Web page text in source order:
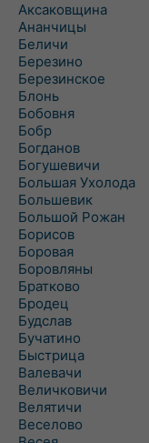
Аксаковщина
Ананчицы
Беличи
Березино
Березинское
Блонь
Бобовня
Бобр
Богданов
Богушевичи
Большая Ухолода
Большевик
Большой Рожан
Борисов
Боровая
Боровляны
Братково
Бродец
Будслав
Бучатино
Быстрица
Валевачи
Величковичи
Велятичи
Веселово